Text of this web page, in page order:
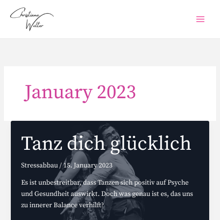
January 2023
Tanz dich glücklich
Stressabbau/15. January 2023
Es ist unbestreitbar, dass Tanzen sich positiv auf Psyche
und Gesundheit auswirkt. Doch was genau ist es, das uns
zu innerer Balance verhilft?